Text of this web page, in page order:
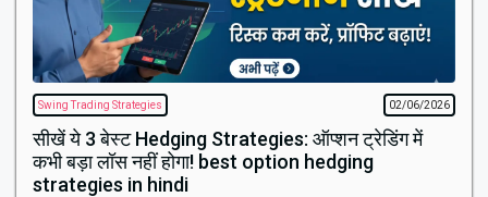
Swing Trading Strategies 02/06/2026
सीखें ये 3 बेस्ट Hedging Strategies: ऑप्शन ट्रेडिंग में
कभी बड़ा लॉस नहीं होगा! best option hedging
strategies in hindi